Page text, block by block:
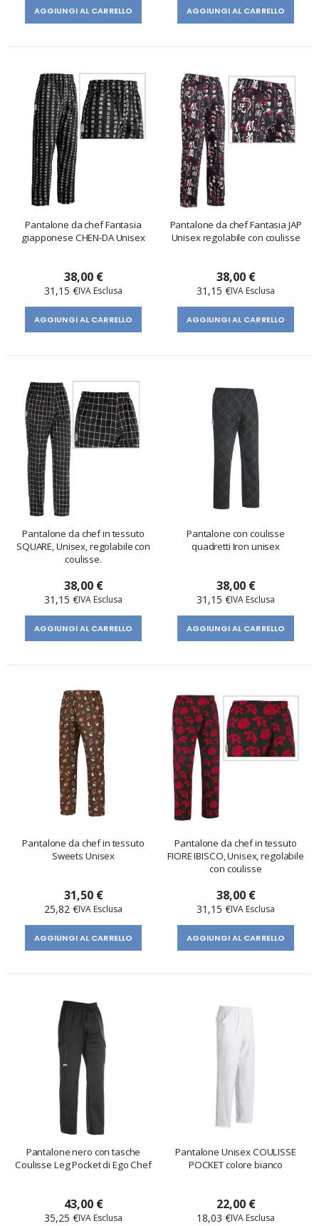
AGGIUNGI AL CARRELLO AGGIUNGI AL CARRELLO
Pantalone da chef Fantasia
giapponese CHEN-DA Unisex
38,00 €
31,15 €
AGGIUNGI AL CARRELLO
Pantalone da chef Fantasia JAP
Unisex regolabile con coulisse
38,00 €
31,15 €
AGGIUNGI AL CARRELLO
Pantalone da chef in tessuto
SQUARE, Unisex, regolabile con
coulisse.
38,00 €
31,15 €
AGGIUNGI AL CARRELLO
Pantalone con coulisse
quadretti Iron unisex
38,00 €
31,15 €
AGGIUNGI AL CARRELLO
Pantalone da chef in tessuto
Sweets Unisex
31,50 €
25,82 €
AGGIUNGI AL CARRELLO
Pantalone da chef in tessuto
FIORE IBISCO, Unisex, regolabile
con coulisse
38,00 €
31,15 €
AGGIUNGI AL CARRELLO
Pantalone nero con tasche
Coulisse Leg Pocket di Ego Chef
43,00 €
35,25 €
Pantalone Unisex COULISSE
POCKET colore bianco
22,00 €
18,03 €